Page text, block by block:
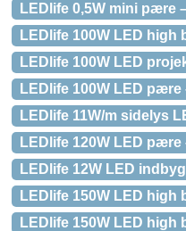
LEDlife 0,5W mini pære
LEDlife 100W LED high
LEDlife 100W LED
LEDlife 100W LED
LEDlife 11W/m sidelys
LEDlife 120W LED
LEDlife 12W LED
LEDlife 150W LED high
LEDlife 150W LED high